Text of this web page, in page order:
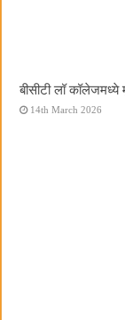
बीसीटी लॉ कॉलेजमध्ये
14th March 2026